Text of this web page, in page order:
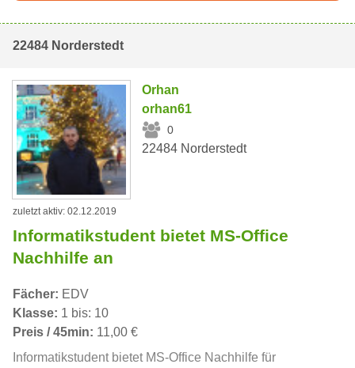
22484 Norderstedt
Orhan
orhan61
0
22484 Norderstedt
zuletzt aktiv: 02.12.2019
Informatikstudent bietet MS-Office
Nachhilfe an
Fächer: EDV
Klasse: 1 bis: 10
Preis / 45min: 11,00 €
Informatikstudent bietet MS-Office Nachhilfe für